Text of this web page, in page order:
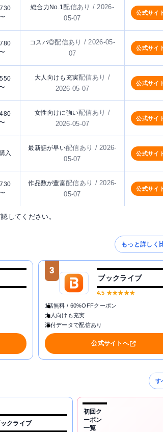
総合力No.1配信あり / 2026-
05-07
公式サイ
コスパ◎配信あり / 2026-05-
07
公式サイ
大人向けも充実配信あり /
2026-05-07
公式サイ
女性向けに強い配信あり /
2026-05-07
公式サイ
入
最新話が早い配信あり / 2026-
05-07
公式サイ
作品数が豊富配信あり / 2026-
05-07
公式サイ
してください。
もっと詳しく
3
ブックライブ
4.5 ★★★★★
1話無料 / 60%OFFクーポン
大人向けも充実
添付データで配信あり
公式サイトへ
す
クライブ
初回ク
ーポン
一覧